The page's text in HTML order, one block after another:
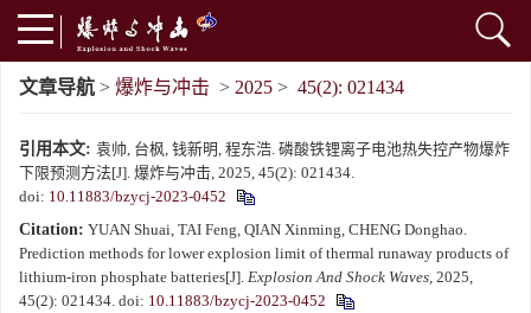
文章导航 > 爆炸与冲击 > 2025 > 45(2): 021434
引用本文: 袁帅, 台枫, 钱新明, 程东浩. 磷酸铁锂离子电池热失控产物爆炸
下限预测方法[J]. 爆炸与冲击, 2025, 45(2): 021434.
doi: 10.11883/bzycj-2023-0452
Citation: YUAN Shuai, TAI Feng, QIAN Xinming, CHENG Donghao.
Prediction methods for lower explosion limit of thermal runaway products of
lithium-iron phosphate batteries[J]. Explosion And Shock Waves, 2025,
45(2): 021434. doi: 10.11883/bzycj-2023-0452